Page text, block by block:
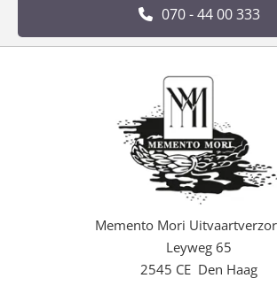
070 - 44 00 333
Memento Mori
Leyweg 65
2545 CE Den Haag